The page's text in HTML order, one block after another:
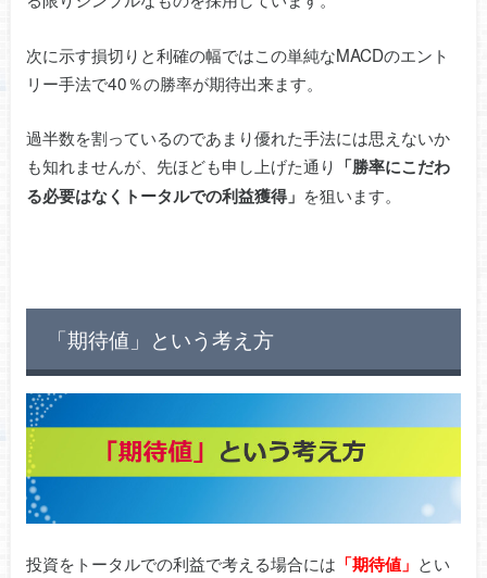
次に示す損切りと利確の幅ではこの単純なMACDのエント
リー手法で40％の勝率が期待出来ます。
過半数を割っているのであまり優れた手法には思えないか
も知れませんが、先ほども申し上げた通り 「勝率にこだわ
る必要はなくトータルでの利益獲得」 を狙います。
「期待値」という考え方
投資をトータルでの利益で考える場合には 「期待値」 とい